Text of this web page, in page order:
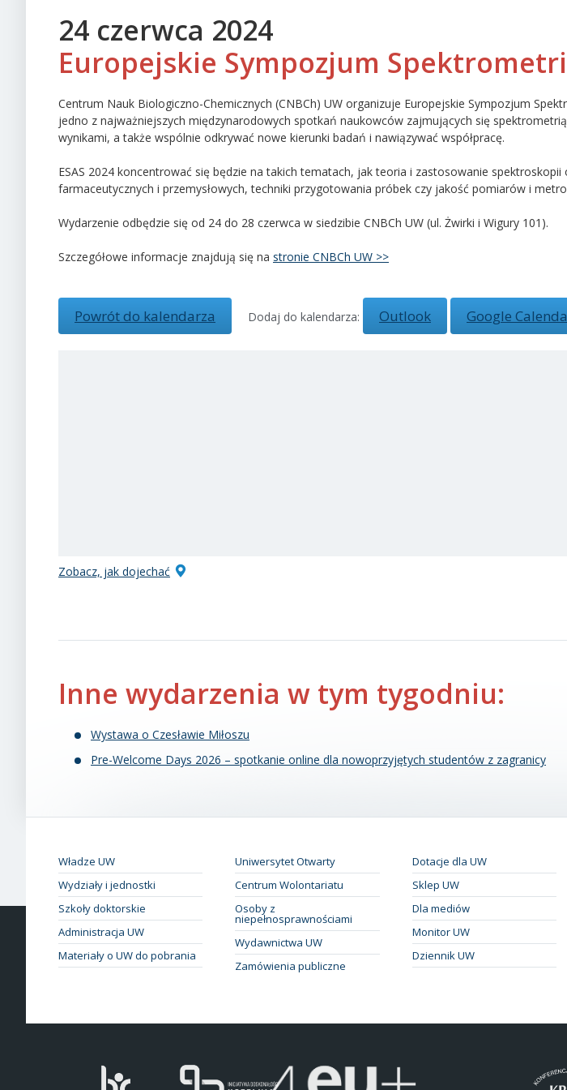
24 czerwca 2024
Europejskie Sympozjum
Centrum Nauk Biologiczno-Chemicznych (CNBCh) UW organizuje Europejskie Sympozjum
jedno z najważniejszych międzynarodowych spotkań naukowców zajmujących się
wynikami, a także wspólnie odkrywać nowe kierunki badań i nawiązywać współpracę.
ESAS 2024 koncentrować się będzie na takich tematach, jak teoria i zastosowanie
farmaceutycznych i przemysłowych, techniki przygotowania próbek czy jakość pomiarów i
Wydarzenie odbędzie się od 24 do 28 czerwca w siedzibie CNBCh UW (ul. Żwirki i Wigury 101).
Szczegółowe informacje znajdują się na stronie CNBCh UW >>
Powrót do kalendarza Dodaj do kalendarza: Outlook Google
Zobacz, jak dojechać
Inne wydarzenia w tym tygodniu:
Wystawa o Czesławie Miłoszu
Pre-Welcome Days 2026 – spotkanie online dla nowoprzyjętych studentów z zagranicy
Władze UW
Wydziały i jednostki
Szkoły doktorskie
Administracja UW
Materiały o UW do pobrania
Uniwersytet Otwarty
Centrum Wolontariatu
Osoby z
niepełnosprawnościami
Wydawnictwa UW
Zamówienia publiczne
Dotacje dla UW
Sklep UW
Dla mediów
Monitor UW
Dziennik UW